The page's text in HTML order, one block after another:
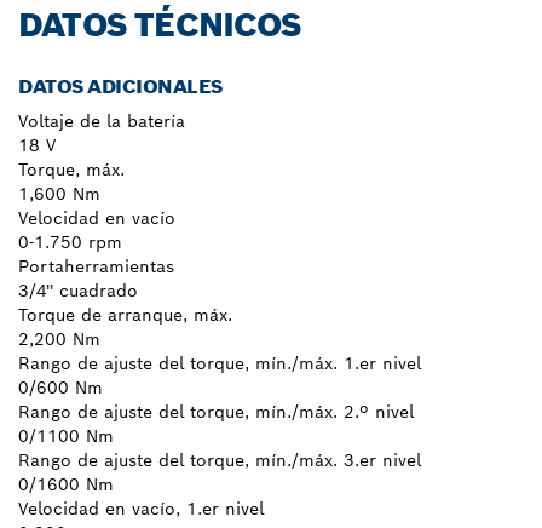
DATOS TÉCNICOS
DATOS ADICIONALES
Voltaje de la batería
18 V
Torque, máx.
1,600 Nm
Velocidad en vacío
0-1.750 rpm
Portaherramientas
3/4'' cuadrado
Torque de arranque, máx.
2,200 Nm
Rango de ajuste del torque, mín./máx. 1.er nivel
0/600 Nm
Rango de ajuste del torque, mín./máx. 2.º nivel
0/1100 Nm
Rango de ajuste del torque, mín./máx. 3.er nivel
0/1600 Nm
Velocidad en vacío, 1.er nivel